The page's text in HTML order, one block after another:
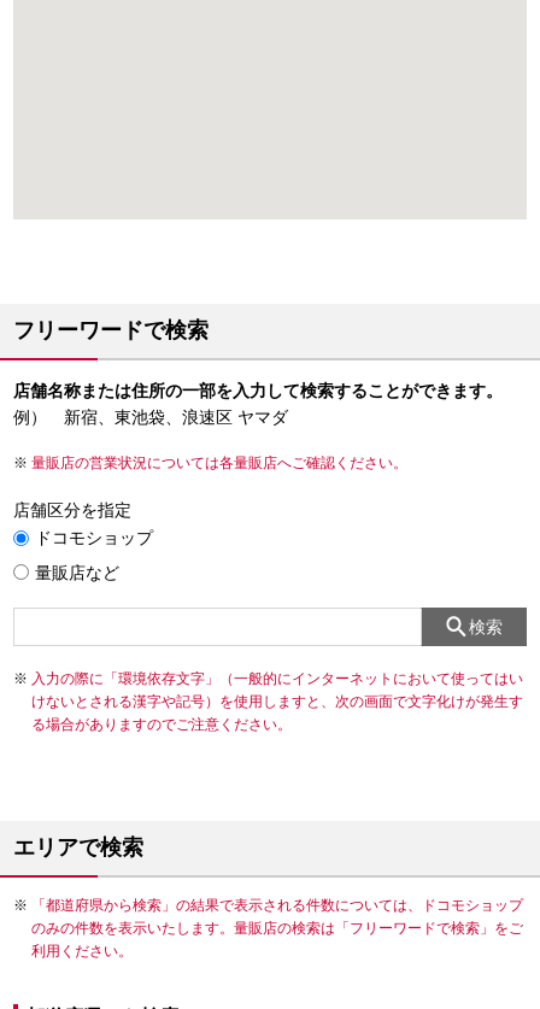
フリーワードで検索
店舗名称または住所の一部を入力して検索することができます。
例） 新宿、東池袋、浪速区 ヤマダ
量販店の営業状況については各量販店へご確認ください。
店舗区分を指定
ドコモショップ
量販店など
検索
入力の際に「環境依存文字」（一般的にインターネットにおいて使ってはい
けないとされる漢字や記号）を使用しますと、次の画面で文字化けが発生す
る場合がありますのでご注意ください。
エリアで検索
「都道府県から検索」の結果で表示される件数については、ドコモショップ
のみの件数を表示いたします。量販店の検索は「フリーワードで検索」をご
利用ください。